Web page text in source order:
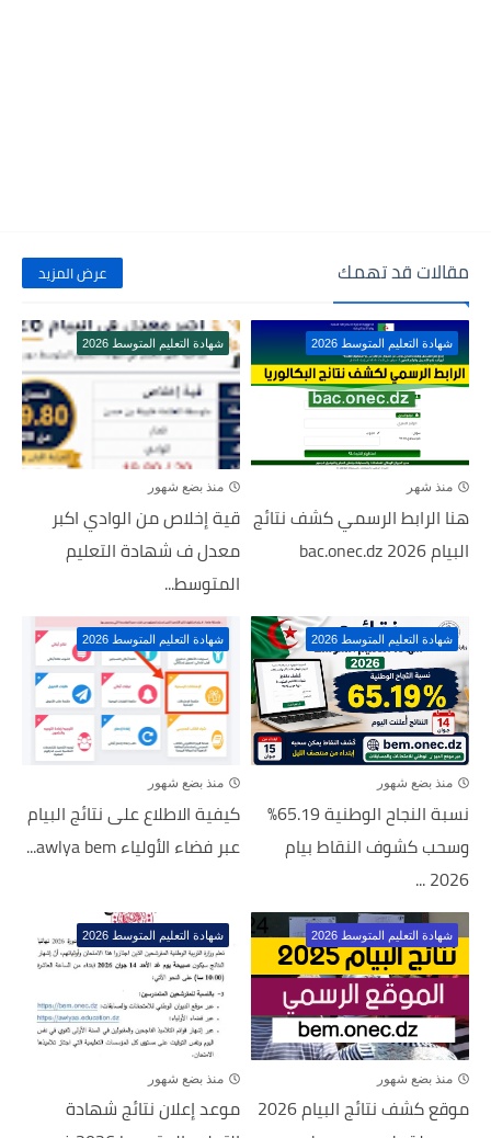
مقالات قد تهمك عرض المزيد
شهادة التعليم المتوسط 2026
منذ شهر
هنا الرابط الرسمي كشف نتائج
البيام 2026 bac.onec.dz
شهادة التعليم المتوسط 2026
منذ بضع شهور
قية إخلاص من الوادي اكبر
معدل ف شهادة التعليم
المتوسط...
شهادة التعليم المتوسط 2026
منذ بضع شهور
نسبة النجاح الوطنية 65.19%
وسحب كشوف النقاط بيام
2026 ...
شهادة التعليم المتوسط 2026
منذ بضع شهور
كيفية الاطلاع على نتائج البيام
عبر فضاء الأولياء awlya bem...
شهادة التعليم المتوسط 2026
منذ بضع شهور
موقع كشف نتائج البيام 2026
شهادة التعليم المتوسط 2026
منذ بضع شهور
موعد إعلان نتائج شهادة